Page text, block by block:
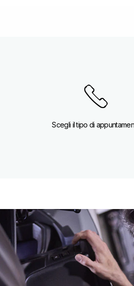
Scegli il tipo di